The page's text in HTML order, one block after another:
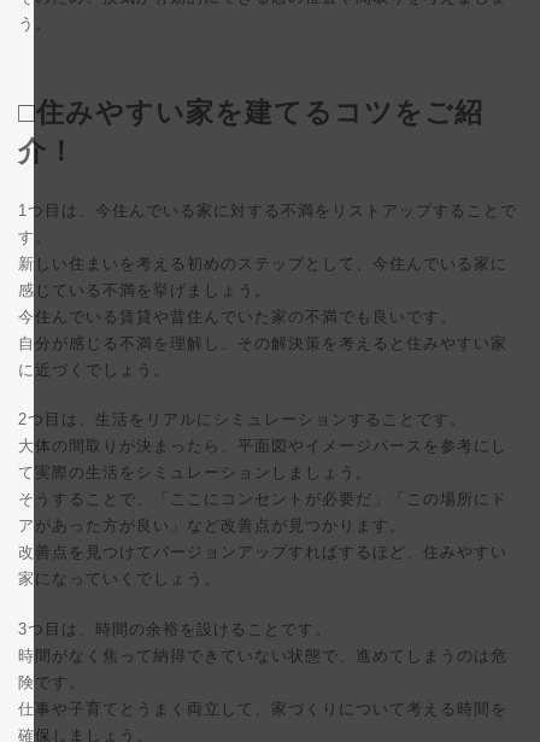
う。
□住みやすい家を建てるコツをご紹
介！
1つ目は、今住んでいる家に対する不満をリストアップすることで
す。
新しい住まいを考える初めのステップとして、今住んでいる家に
感じている不満を挙げましょう。
今住んでいる賃貸や昔住んでいた家の不満でも良いです。
自分が感じる不満を理解し、その解決策を考えると住みやすい家
に近づくでしょう。
2つ目は、生活をリアルにシミュレーションすることです。
大体の間取りが決まったら、平面図やイメージパースを参考にし
て実際の生活をシミュレーションしましょう。
そうすることで、「ここにコンセントが必要だ」「この場所にド
アがあった方が良い」など改善点が見つかります。
改善点を見つけてバージョンアップすればするほど、住みやすい
家になっていくでしょう。
3つ目は、時間の余裕を設けることです。
時間がなく焦って納得できていない状態で、進めてしまうのは危
険です。
仕事や子育てとうまく両立して、家づくりについて考える時間を
確保しましょう。